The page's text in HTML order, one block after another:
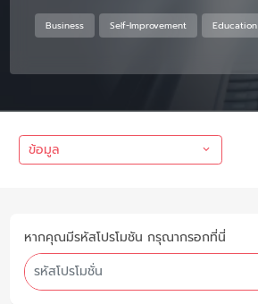
Business Self-Improvement Education
ข้อมูล
หากคุณมีรหัสโปรโมชัน กรุณากรอกที่นี่